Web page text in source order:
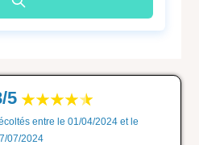
5
entre le 01/04/2024 et le
07/2024